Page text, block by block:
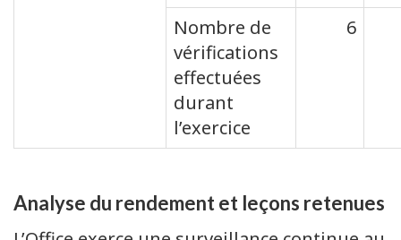
Nombre de
vérifications
effectuées
durant
l’exercice
6
Analyse du rendement et leçons retenues